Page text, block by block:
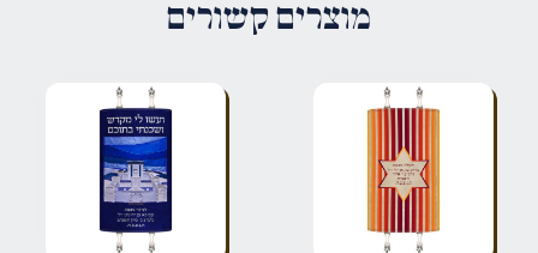
הביקורת שלך*
מוצרים קשורים